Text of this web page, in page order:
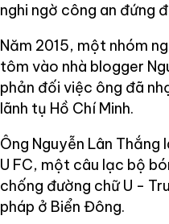
nghi ngờ công an đứng
Năm 2015, một nhóm
tôm vào nhà blogger
phản đối việc ông đã
lãnh tụ Hồ Chí Minh.
Ông Nguyễn Lân Thắng
U FC, một câu lạc bộ
chống đường chữ U -
pháp ở Biển Đông.